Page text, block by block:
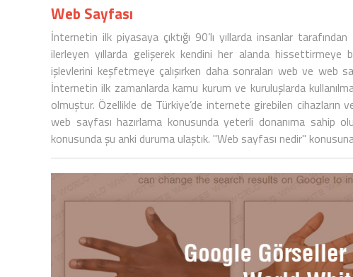
Web Sayfası
İnternetin ilk piyasaya çıktığı 90’lı yıllarda insanlar
ilerleyen yıllarda gelişerek kendini her alanda hissettirmeye
işlevlerini keşfetmeye çalışırken daha sonraları web ve web
İnternetin ilk zamanlarda kamu kurum ve kuruluşlarda
olmuştur. Özellikle de Türkiye’de internete girebilen cihazların
web sayfası hazırlama konusunda yeterli donanıma sahip
konusunda şu anki duruma ulaştık. "Web sayfası nedir"